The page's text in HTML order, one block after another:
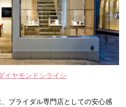
イヤモンドシライシ
ブライダル専門店としての安心感